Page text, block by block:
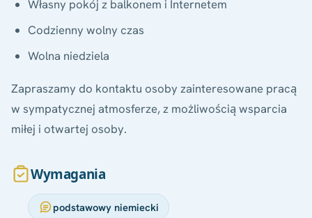
Własny pokój z balkonem i Internetem
Codzienny wolny czas
Wolna niedziela
Zapraszamy do kontaktu osoby zainteresowane pracą
w sympatycznej atmosferze, z możliwością wsparcia
miłej i otwartej osoby.
Wymagania
podstawowy niemiecki